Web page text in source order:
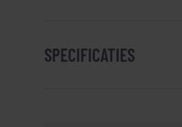
SPECIFICATIES